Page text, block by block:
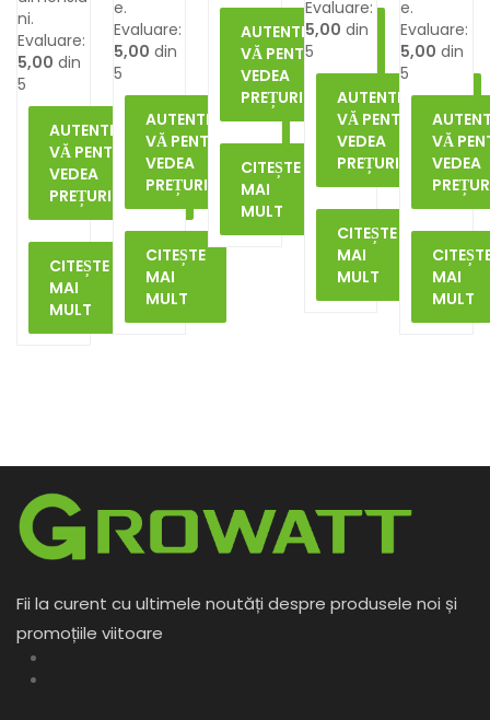
ni.
Evaluare:
5,00 din
5
AUTENTIFICAȚI-
VĂ PENTRU A
VEDEA
PREȚURILE
CITEȘTE
MAI
MULT
e.
Evaluare:
5,00 din
5
AUTENTIFICAȚI-
VĂ PENTRU A
VEDEA
PREȚURILE
CITEȘTE
MAI
MULT
AUTENTIFICAȚI-
VĂ PENTRU A
VEDEA
PREȚURILE
CITEȘTE
MAI
MULT
Evaluare:
5,00 din
5
AUTENTIFICAȚI-
VĂ PENTRU A
VEDEA
PREȚURILE
CITEȘTE
MAI
MULT
e.
Evaluare:
5,00 din
5
VĂ
VEDEA
MAI
MULT
Fii la curent cu ultimele noutăți despre produsele noi și
promoțiile viitoare